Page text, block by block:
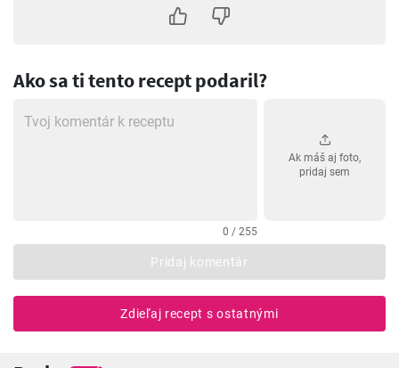
Ako sa ti tento recept podaril?
0 / 255
Ak máš aj foto,
pridaj sem
Pridaj komentár
Zdieľaj recept s ostatnými